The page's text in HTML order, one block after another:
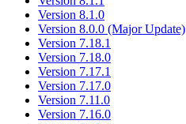
Version 8.1.0
Version 8.0.0 (Major Update)
Version 7.18.1
Version 7.18.0
Version 7.17.1
Version 7.17.0
Version 7.11.0
Version 7.16.0